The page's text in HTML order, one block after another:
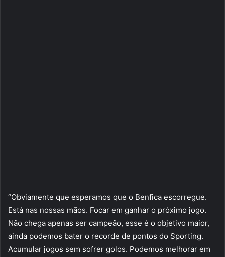
“Obviamente que esperamos que o Benfica escorregue.
Está nas nossas mãos. Focar em ganhar o próximo jogo.
Não chega apenas ser campeão, esse é o objetivo maior,
ainda podemos bater o recorde de pontos do Sporting.
Acumular jogos sem sofrer golos. Podemos melhorar em